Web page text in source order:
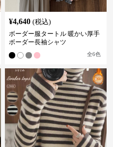
¥4,640 (税込)
ボーダー服タートル 暖かい厚手
ボーダー長袖シャツ
全6色